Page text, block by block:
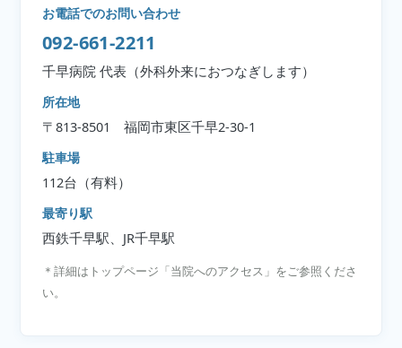
お電話でのお問い合わせ
092-661-2211
千早病院 代表（外科外来におつなぎします）
所在地
〒813-8501 福岡市東区千早2-30-1
駐車場
112台（有料）
最寄り駅
西鉄千早駅、JR千早駅
＊詳細はトップページ「当院へのアクセス」をご参照くださ
い。